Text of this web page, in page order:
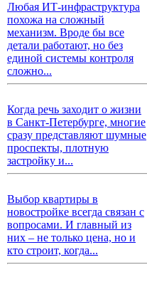
Любая ИТ-инфраструктура
похожа на сложный
механизм. Вроде бы все
детали работают, но без
единой системы контроля
сложно...
Когда речь заходит о жизни
в Санкт-Петербурге, многие
сразу представляют шумные
проспекты, плотную
застройку и...
Выбор квартиры в
новостройке всегда связан с
вопросами. И главный из
них – не только цена, но и
кто строит, когда...